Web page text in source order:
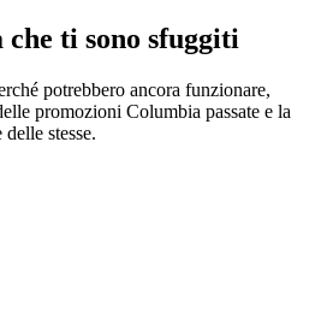
ti sono sfuggiti
potrebbero ancora funzionare,
promozioni Columbia passate e la
stesse.